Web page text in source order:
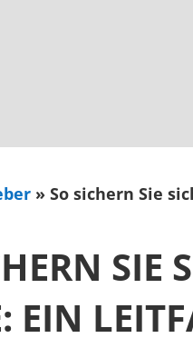
»So sichern Sie
SIE
EIN